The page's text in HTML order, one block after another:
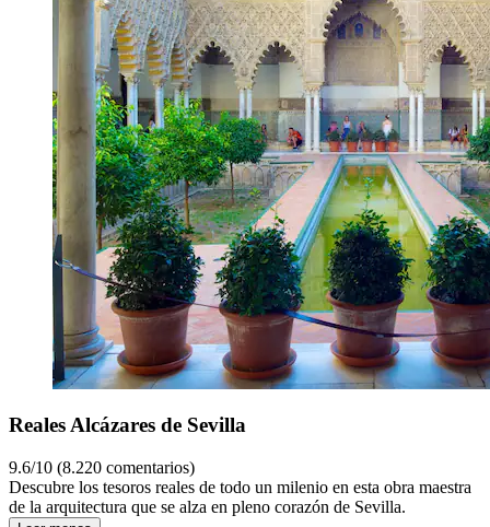
Reales Alcázares de Sevilla
9.6/10 (8.220 comentarios)
Descubre los tesoros reales de todo un milenio en esta obra maestra
de la arquitectura que se alza en pleno corazón de Sevilla.